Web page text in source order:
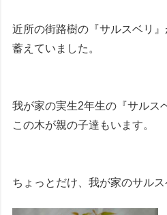
近所の街路樹の『サルスベリ
蓄えていました。
我が家の実生2年生の『サルス
この木が親の子達もいます。
ちょっとだけ、我が家のサルス